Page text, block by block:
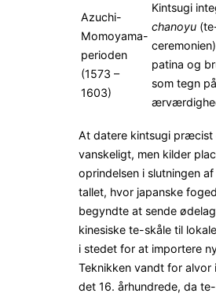
Azuchi-
Momoyama-
perioden
(1573 –
1603)
Kintsugi
chanoyu
patina og
som tegn på
At datere kintsugi præcist
vanskeligt, men kilder
oprindelsen i slutningen
tallet, hvor japanske
begyndte at sende
kinesiske te-skåle til
i stedet for at importere
Teknikken vandt for alvor
det 16. århundrede, da